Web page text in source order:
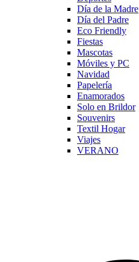
Día de la Madre
Día del Padre
Eco Friendly
Fiestas
Mascotas
Móviles y PC
Navidad
Papelería
Enamorados
Solo en Brildor
Souvenirs
Textil Hogar
Viajes
VERANO